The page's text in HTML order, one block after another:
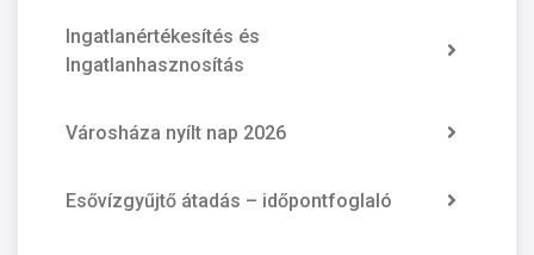
Ingatlanértékesítés és
Ingatlanhasznosítás
Városháza nyílt nap 2026
Esővízgyűjtő átadás – időpontfoglaló